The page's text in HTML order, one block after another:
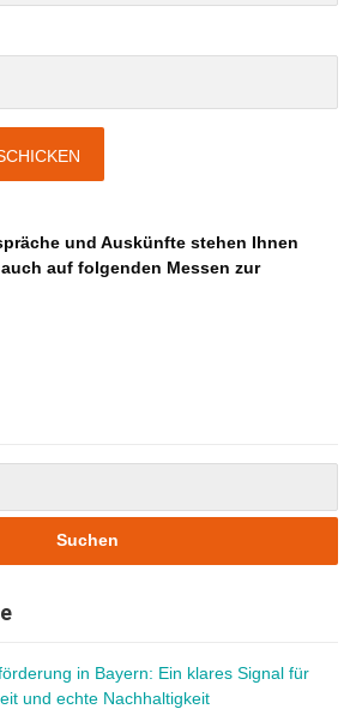
und Auskünfte stehen Ihnen
auf folgenden Messen zur
in Bayern: Ein klares Signal für
und echte Nachhaltigkeit